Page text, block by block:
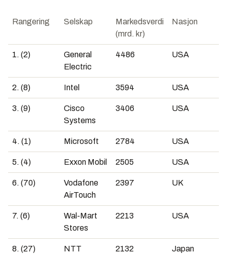
Rangering Selskap
Markedsverdi
(mrd. kr)
Nasjon
1. (2)
General
Electric
4486 USA
2. (8) Intel 3594 USA
3. (9)
Cisco
Systems
3406 USA
4. (1) Microsoft 2784 USA
5. (4) Exxon Mobil 2505 USA
6. (70)
Vodafone
AirTouch
2397 UK
7. (6)
Wal-Mart
Stores
2213 USA
8. (27)
NTT
2132 Japan